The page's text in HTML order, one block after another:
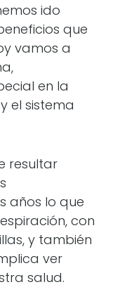
ido
que
vamos a
en la
el sistema
resultar
años lo que
con
y también
ver
salud.